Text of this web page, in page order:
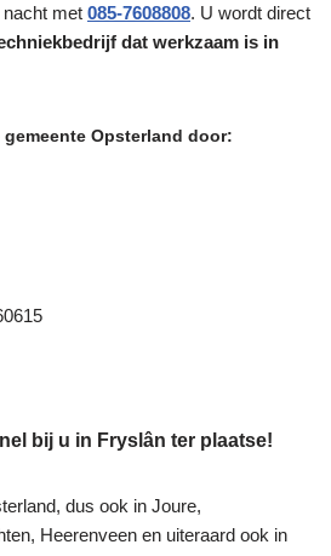
nacht met 085-7608808. U wordt direct
dat werkzaam is in
Opsterland door:
bij u in Fryslân ter plaatse!
dus ook in Joure,
Heerenveen en uiteraard ook in